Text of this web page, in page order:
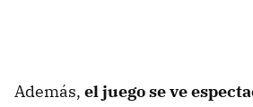
Además, el juego se ve